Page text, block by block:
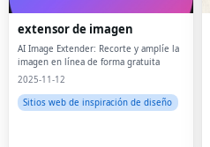
extensor de imagen
AI Image Extender: Recorte y amplíe la
imagen en línea de forma gratuita
2025-11-12
Sitios web de inspiración de diseño